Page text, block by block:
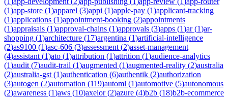
(1)app-store (1)apparel (3)appi (1)apple-pay (1)applicant-tracking
(1)applications (1)appointment-booking (2)appointments
(1)appraisals (1)approval-chains (1)approvals (3)apps (1)ar(1)ar-
shopping (1)architecture (17)argentina (1)artificial-intelligence
(2)as9100 (1)asc-606 (3)assessment (2)asset-management
(4)assistant (1)ato (1)attribution (1)attrition (1)audience-analytics
(1)audit (7)audit-trail (1)augmented (1)augmented-reality (2)australia
(2)australia-gst (1)authentication (6)authentik (2)authorization
(3)autogen (2)automation (119)automl (1)automotive (5)autonomous
(2)awareness (1)aws (10)axelor(2)azure (4)b2b (18)b2b-ecommerce